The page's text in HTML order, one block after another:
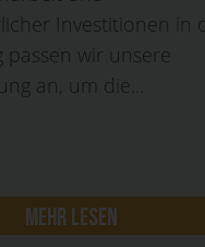
Investitionen in
passen wir unsere
an, um die...
mehr lesen